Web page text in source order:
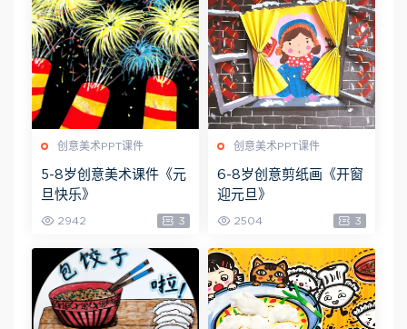
创意美术PPT课件
5-8岁创意美术课件《元
旦快乐》
2942 3
创意美术PPT课件
6-8岁创意剪纸画《开窗
迎元旦》
2504 3